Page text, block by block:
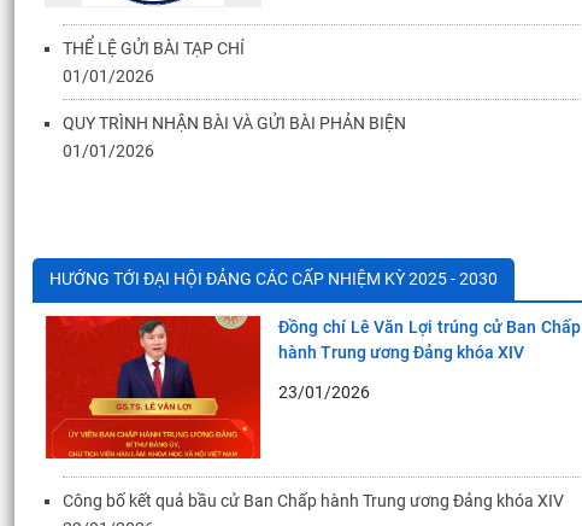
THỂ LỆ GỬI BÀI TẠP CHÍ ​
01/01/2026
QUY TRÌNH NHẬN BÀI VÀ GỬI BÀI PHẢN BIỆN ​
01/01/2026
HƯỚNG TỚI ĐẠI HỘI ĐẢNG CÁC CẤP NHIỆM KỲ 2025 - 2030
Đồng chí Lê Văn Lợi trúng cử Ban Chấp
hành Trung ương Đảng khóa XIV
23/01/2026
Công bố kết quả bầu cử Ban Chấp hành Trung ương Đảng khóa XIV